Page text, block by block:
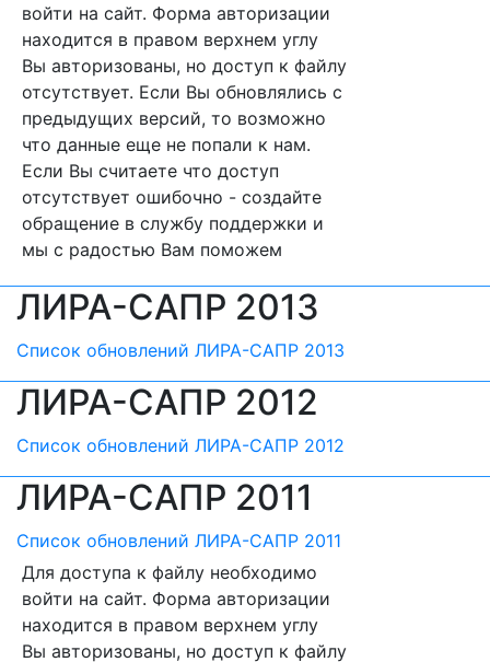
войти на сайт. Форма авторизации
находится в правом верхнем углу
Вы авторизованы, но доступ к файлу
отсутствует. Если Вы обновлялись с
предыдущих версий, то возможно
что данные еще не попали к нам.
Если Вы считаете что доступ
отсутствует ошибочно - создайте
обращение в службу поддержки и
мы с радостью Вам поможем
ЛИРА-САПР 2013
Список обновлений ЛИРА-САПР 2013
ЛИРА-САПР 2012
Список обновлений ЛИРА-САПР 2012
ЛИРА-САПР 2011
Список обновлений ЛИРА-САПР 2011
Для доступа к файлу необходимо
войти на сайт. Форма авторизации
находится в правом верхнем углу
Вы авторизованы, но доступ к файлу